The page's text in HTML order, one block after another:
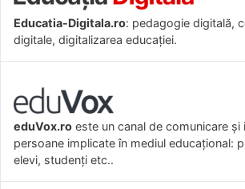
Educatia-Digitala.ro: pedagogie digitală,
digitale, digitalizarea educației.
eduVox.ro este un canal de comunicare
persoane implicate în mediul educațional:
elevi, studenți etc..